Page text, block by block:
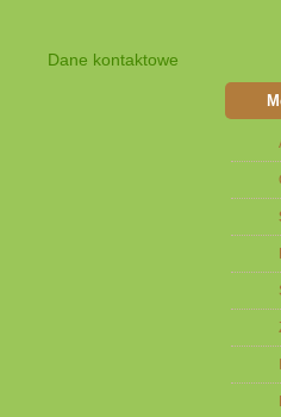
Dane kontaktowe